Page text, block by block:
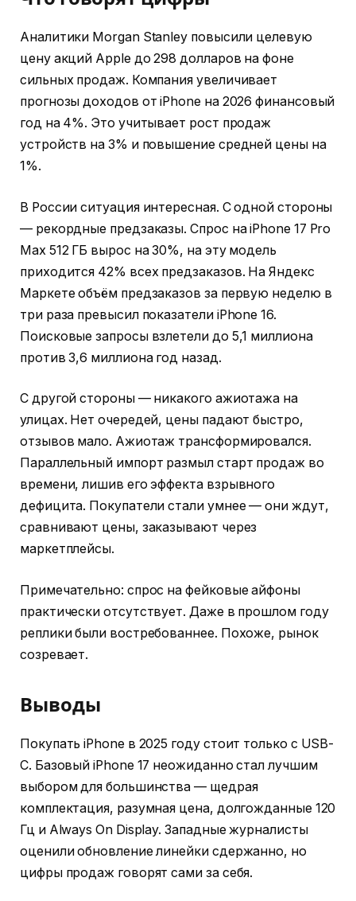
Аналитики Morgan Stanley повысили целевую
цену акций Apple до 298 долларов на фоне
сильных продаж. Компания увеличивает
прогнозы доходов от iPhone на 2026 финансовый
год на 4%. Это учитывает рост продаж
устройств на 3% и повышение средней цены на
1%.
В России ситуация интересная. С одной стороны
— рекордные предзаказы. Спрос на iPhone 17 Pro
Max 512 ГБ вырос на 30%, на эту модель
приходится 42% всех предзаказов. На Яндекс
Маркете объём предзаказов за первую неделю в
три раза превысил показатели iPhone 16.
Поисковые запросы взлетели до 5,1 миллиона
против 3,6 миллиона год назад.
С другой стороны — никакого ажиотажа на
улицах. Нет очередей, цены падают быстро,
отзывов мало. Ажиотаж трансформировался.
Параллельный импорт размыл старт продаж во
времени, лишив его эффекта взрывного
дефицита. Покупатели стали умнее — они ждут,
сравнивают цены, заказывают через
маркетплейсы.
Примечательно: спрос на фейковые айфоны
практически отсутствует. Даже в прошлом году
реплики были востребованнее. Похоже, рынок
созревает.
Выводы
Покупать iPhone в 2025 году стоит только с USB-
C. Базовый iPhone 17 неожиданно стал лучшим
выбором для большинства — щедрая
комплектация, разумная цена, долгожданные 120
Гц и Always On Display. Западные журналисты
оценили обновление линейки сдержанно, но
цифры продаж говорят сами за себя.